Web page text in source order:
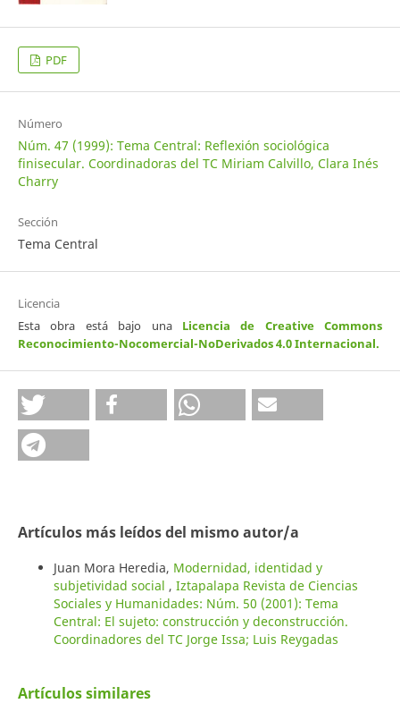
PDF
Número
Núm. 47 (1999): Tema Central: Reflexión sociológica
finisecular. Coordinadoras del TC Miriam Calvillo, Clara Inés
Charry
Sección
Tema Central
Licencia
Esta obra está bajo una Licencia de Creative Commons
Reconocimiento-Nocomercial-NoDerivados 4.0 Internacional.
Artículos más leídos del mismo autor/a
Juan Mora Heredia, Modernidad, identidad y
subjetividad social , Iztapalapa Revista de Ciencias
Sociales y Humanidades: Núm. 50 (2001): Tema
Central: El sujeto: construcción y deconstrucción.
Coordinadores del TC Jorge Issa; Luis Reygadas
Artículos similares